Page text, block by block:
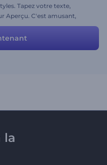
Tapez votre texte,
Aperçu. C'est amusant,
la